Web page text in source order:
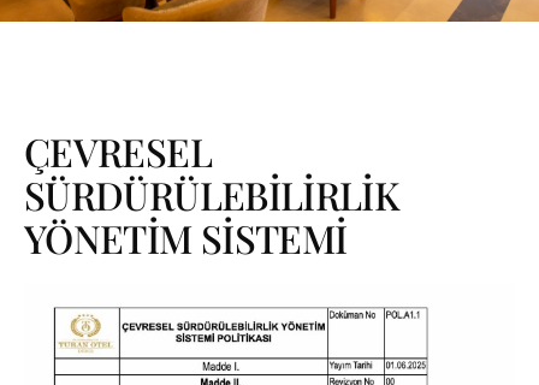
ÇEVRESEL
SÜRDÜRÜLEBİLİRLİK
YÖNETİM SİSTEMİ